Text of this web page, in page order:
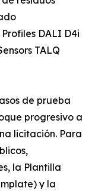
DALI D4i
TALQ
de prueba
progresivo a
licitación. Para
la Plantilla
y la